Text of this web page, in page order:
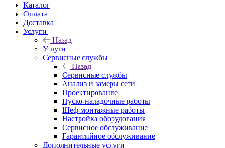
Каталог
Оплата
Доставка
Услуги
Назад
Услуги
Сервисные службы
Назад
Сервисные службы
Анализ и замеры сети
Проектирование
Пуско-наладочные работы
Шеф-монтажные работы
Настройка оборудования
Сервисное обслуживание
Гарантийное обслуживание
Дополнительные услуги